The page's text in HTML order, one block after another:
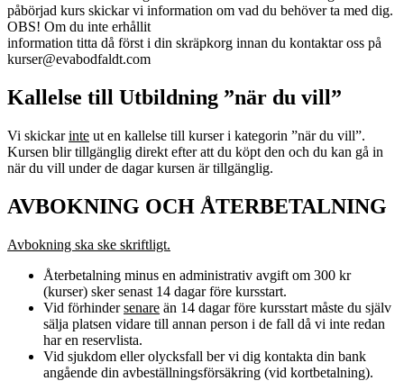
påbörjad kurs skickar vi information om vad du behöver ta med dig.
OBS! Om du inte erhållit
information titta då först i din skräpkorg innan du kontaktar oss på
kurser@evabodfaldt.com
Kallelse till Utbildning ”när du vill”
Vi skickarinte ut en kallelse till kurser i kategorin ”när du vill”.
Kursen blir tillgänglig direkt efter att du köpt den och du kan gå in
när du vill under de dagar kursen är tillgänglig.
AVBOKNING OCH ÅTERBETALNING
Avbokning ska ske skriftligt.
Återbetalning minus en administrativ avgift om 300 kr
(kurser) sker senast 14 dagar före kursstart.
Vid förhindersenare än 14 dagar före kursstart måste du själv
sälja platsen vidare till annan person i de fall då vi inte redan
har en reservlista.
Vid sjukdom eller olycksfall ber vi dig kontakta din bank
angående din avbeställningsförsäkring (vid kortbetalning).